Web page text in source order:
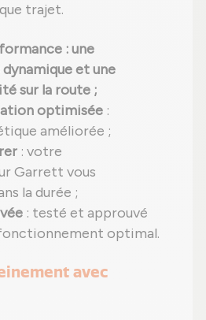
trajet.
: une
et une
sur la route ;
optimisée :
améliorée ;
: votre
Garrett vous
la durée ;
: testé et approuvé
optimal.
avec